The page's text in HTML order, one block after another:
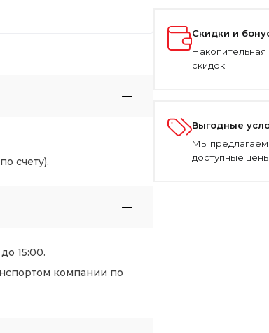
счету).
15:00.
компании по
Скидки и
скидок.
Выгодные
Мы
доступные цены.